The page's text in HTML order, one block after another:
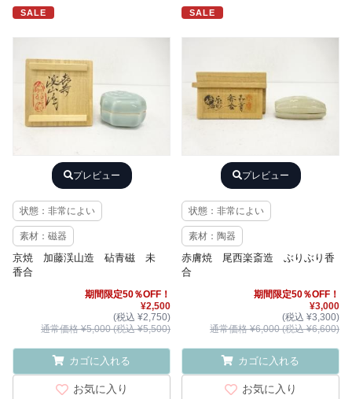
SALE
プレビュー
状態：非常によい
素材：磁器
京焼 加藤渓山造 砧青磁 未
香合
期間限定50％OFF！
¥2,500
(税込 ¥2,750)
通常価格 ¥5,000 (税込 ¥5,500)
カゴに入れる
お気に入り
SALE
プレビュー
状態：非常によい
素材：陶器
赤膚焼 尾西楽斎造 ぶりぶり香
合
期間限定50％OFF！
¥3,000
(税込 ¥3,300)
通常価格 ¥6,000 (税込 ¥6,600)
カゴに入れる
お気に入り